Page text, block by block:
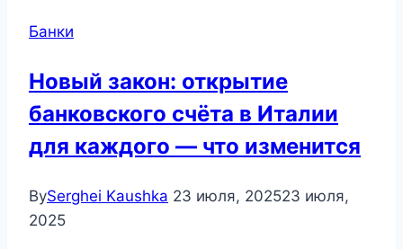
Банки
Новый закон: открытие
банковского счёта в Италии
для каждого — что изменится
BySerghei Kaushka 23 июля, 202523 июля,
2025